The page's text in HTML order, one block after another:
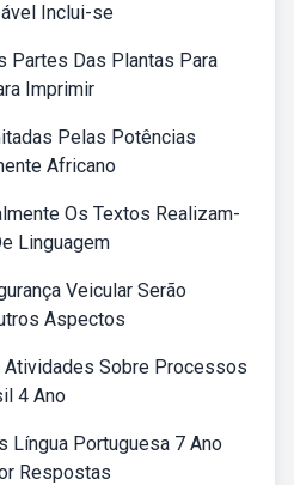
Inclui-se
Partes Das Plantas Para
Imprimir
Pelas Potências
Africano
Os Textos Realizam-
Linguagem
Veicular Serão
Aspectos
Atividades Sobre Processos
4 Ano
Língua Portuguesa 7 Ano
Respostas